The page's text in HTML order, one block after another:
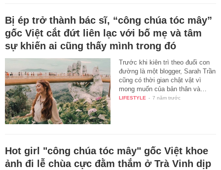
Bị ép trở thành bác sĩ, “công chúa tóc mây”
gốc Việt cắt đứt liên lạc với bố mẹ và tâm
sự khiến ai cũng thấy mình trong đó
Trước khi kiên trì theo đuổi con
đường là một blogger, Sarah Trần
cũng có thời gian chật vật vì
mong muốn của bản thân và…
LIFESTYLE - 7 năm trước
Hot girl "công chúa tóc mây" gốc Việt khoe
ảnh đi lễ chùa cực đằm thắm ở Trà Vinh dịp